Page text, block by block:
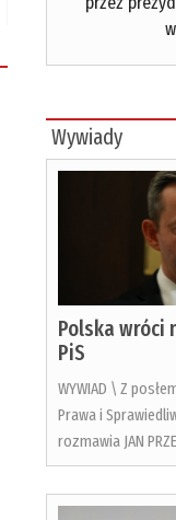
Wywiady
Polska wróci
PiS
WYWIAD \ Z
Prawa i
rozmawia JAN